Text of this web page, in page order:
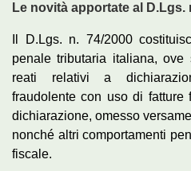
Le novità apportate al D.Lgs.
Il D.Lgs. n. 74/2000
penale tributaria italiana,
reati relativi a
fraudolente con uso di fatture
dichiarazione, omesso
nonché altri comportamenti
fiscale.